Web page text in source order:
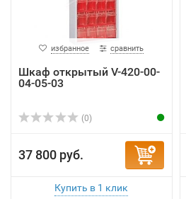
избранное сравнить
Шкаф открытый V-420-00-
04-05-03
(0)
37 800 руб.